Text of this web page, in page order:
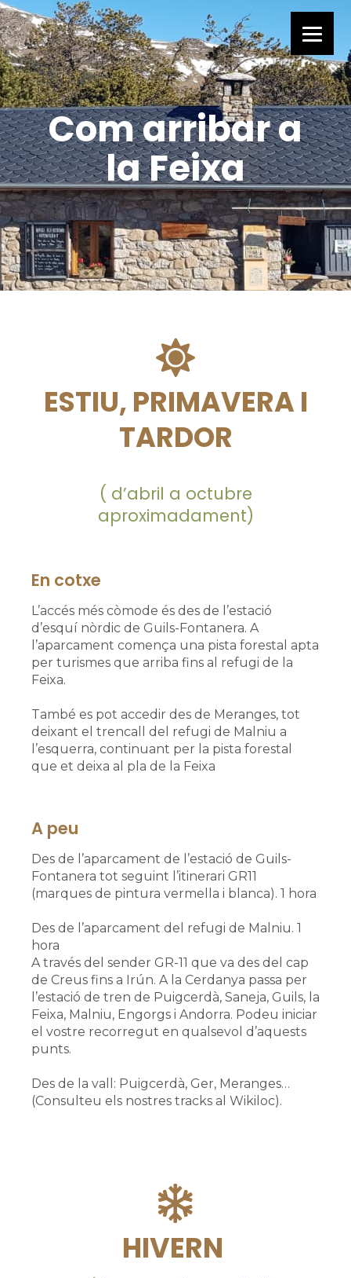
Com arribar a
la Feixa
ESTIU, PRIMAVERA I
TARDOR
( d’abril a octubre
aproximadament)
En cotxe
L’accés més còmode és des de l’estació
d’esquí nòrdic de Guils-Fontanera. A
l’aparcament comença una pista forestal apta
per turismes que arriba fins al refugi de la
Feixa.
També es pot accedir des de Meranges, tot
deixant el trencall del refugi de Malniu a
l’esquerra, continuant per la pista forestal
que et deixa al pla de la Feixa
A peu
Des de l’aparcament de l’estació de Guils-
Fontanera tot seguint l’itinerari GR11
(marques de pintura vermella i blanca). 1 hora
Des de l’aparcament del refugi de Malniu. 1
hora
A través del sender GR-11 que va des del cap
de Creus fins a Irún. A la Cerdanya passa per
l’estació de tren de Puigcerdà, Saneja, Guils, la
Feixa, Malniu, Engorgs i Andorra. Podeu iniciar
el vostre recorregut en qualsevol d’aquests
punts.
Des de la vall: Puigcerdà, Ger, Meranges…
(Consulteu els nostres tracks al Wikiloc).
HIVERN